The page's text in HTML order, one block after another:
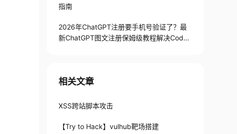
指南
2026年ChatGPT注册要手机号验证了？最
新ChatGPT图文注册保姆级教程解决Codex
相关文章
XSS跨站脚本攻击
【Try to Hack】vulhub靶场搭建